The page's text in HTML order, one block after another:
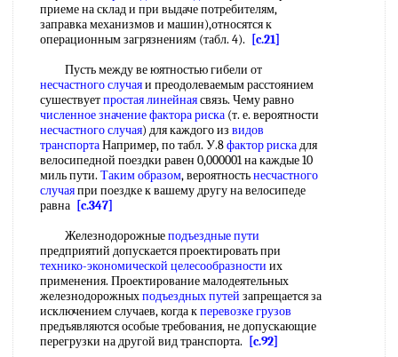
приеме на склад и при выдаче потребителям,
заправка механизмов и машин),относятся к
операционным загрязнениям (табл. 4).
[c.21]
Пусть между ве юятностью гибели от
несчастного случаяи преодолеваемым расстоянием
сушествуетпростая линейнаясвязь. Чему равно
численное значениефактора риска (т. е. вероятности
несчастного случая) для каждого из видов
транспортаНапример, по табл. У.8фактор рискадля
велосипедной поездки равен 0,000001 на каждые 10
миль пути. Таким образом, вероятностьнесчастного
случаяпри поездке к вашему другу на велосипеде
равна [c.347]
Железнодорожныеподъездные пути
предприятий допускается проектировать при
технико-экономической целесообразности их
применения. Проектирование малодеятельных
железнодорожныхподъездных путей запрещается за
исключением случаев, когда кперевозке грузов
предъявляются особые требования, не допускающие
перегрузки на другой вид транспорта.
[c.92]